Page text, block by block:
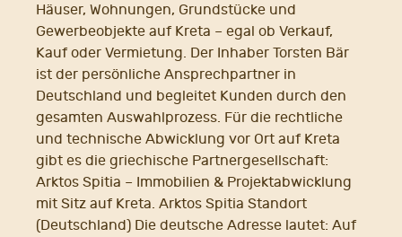
Häuser, Wohnungen, Grundstücke und
Gewerbeobjekte auf Kreta – egal ob Verkauf,
Kauf oder Vermietung. Der Inhaber Torsten Bär
ist der persönliche Ansprechpartner in
Deutschland und begleitet Kunden durch den
gesamten Auswahlprozess. Für die rechtliche
und technische Abwicklung vor Ort auf Kreta
gibt es die griechische Partnergesellschaft:
Arktos Spitia – Immobilien & Projektabwicklung
mit Sitz auf Kreta. Arktos Spitia Standort
(Deutschland) Die deutsche Adresse lautet: Auf